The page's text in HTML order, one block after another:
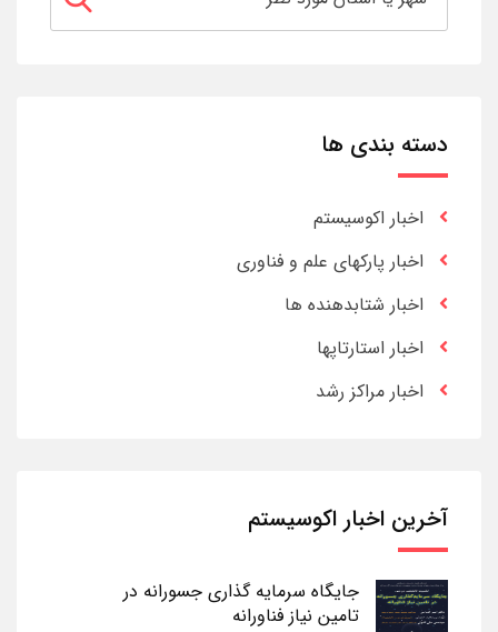
دسته بندی ها
اخبار اکوسیستم
اخبار پارکهای علم و فناوری
اخبار شتابدهنده ها
اخبار استارتاپها
اخبار مراکز رشد
آخرین اخبار اکوسیستم
جایگاه سرمایه گذاری جسورانه در
تامین نیاز فناورانه